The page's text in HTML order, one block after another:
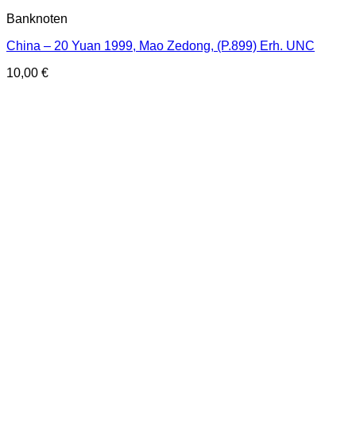
Banknoten
China – 20 Yuan 1999, Mao Zedong, (P.899) Erh. UNC
10,00 €